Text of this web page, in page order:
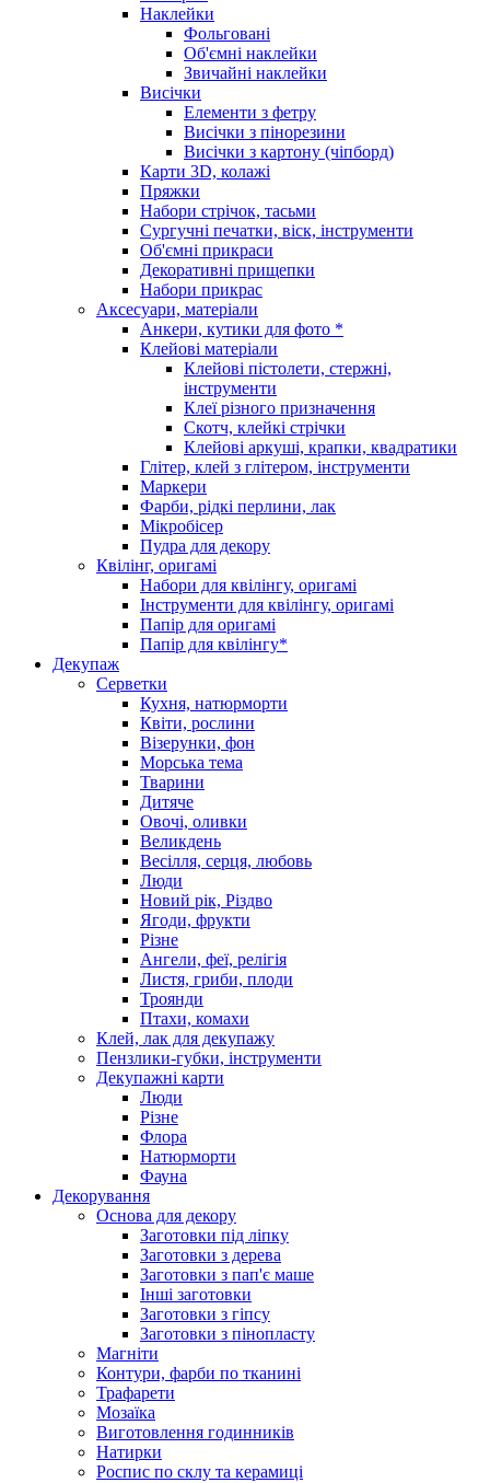
Наклейки
Фольговані
Об'ємні наклейки
Звичайні наклейки
Висічки
Елементи з фетру
Висічки з пінорезини
Висічки з картону (чіпборд)
Карти 3D, колажі
Пряжки
Набори стрічок, тасьми
Сургучні печатки, віск, інструменти
Об'ємні прикраси
Декоративні прищепки
Набори прикрас
Аксесуари, матеріали
Анкери, кутики для фото *
Клейові матеріали
Клейові пістолети, стержні,
інструменти
Клеї різного призначення
Скотч, клейкі стрічки
Клейові аркуші, крапки, квадратики
Глітер, клей з глітером, інструменти
Маркери
Фарби, рідкі перлини, лак
Мікробісер
Пудра для декору
Квілінг, оригамі
Набори для квілінгу, оригамі
Інструменти для квілінгу, оригамі
Папір для оригамі
Папір для квілінгу*
Декупаж
Серветки
Кухня, натюрморти
Квіти, рослини
Візерунки, фон
Морська тема
Тварини
Дитяче
Овочі, оливки
Великдень
Весілля, серця, любовь
Люди
Новий рік, Різдво
Ягоди, фрукти
Різне
Ангели, феї, релігія
Листя, гриби, плоди
Троянди
Птахи, комахи
Клей, лак для декупажу
Пензлики-губки, інструменти
Декупажні карти
Люди
Різне
Флора
Натюрморти
Фауна
Декорування
Основа для декору
Заготовки під ліпку
Заготовки з дерева
Заготовки з пап'є маше
Інші заготовки
Заготовки з гіпсу
Заготовки з пінопласту
Магніти
Контури, фарби по тканині
Трафарети
Мозаїка
Виготовлення годинників
Натирки
Роспис по склу та керамиці